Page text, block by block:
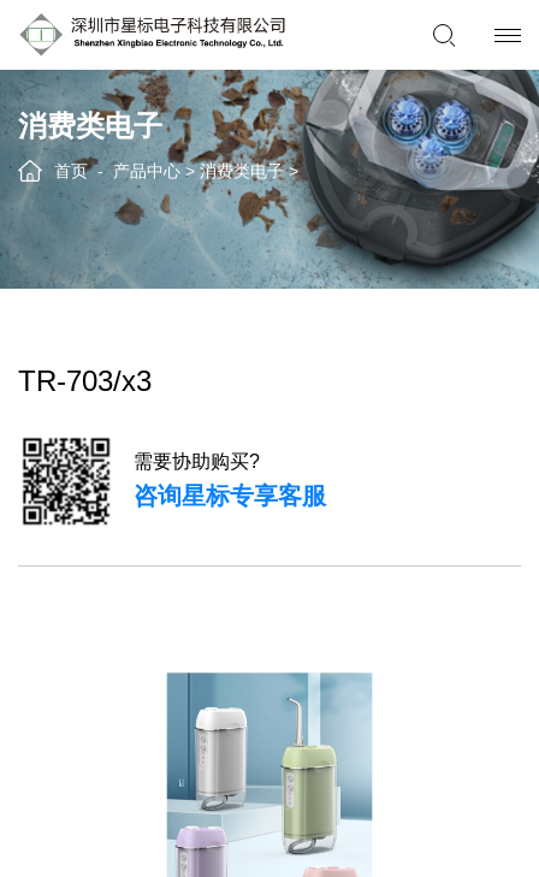
消费类电子
首页 产品中心 > 消费类电子>
TR-703/x3
需要协助购买?
咨询星标专享客服